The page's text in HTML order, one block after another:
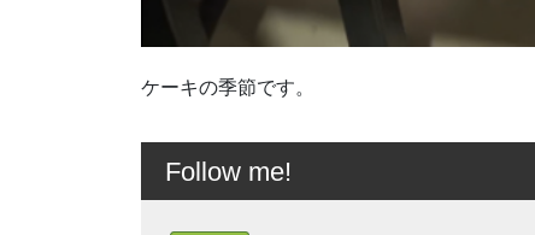
ケーキの季節です。
Follow me!